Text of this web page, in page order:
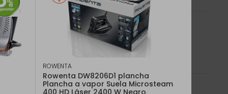
FV1739E0 Tefal
ROWENTA
Rowenta DW8206D1 plancha
Plancha a vapor Suela Microsteam
400 HD Láser 2400 W Negro